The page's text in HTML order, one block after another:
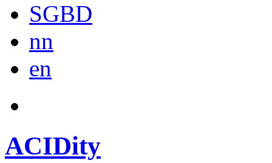
SGBD
nn
en
ACIDity